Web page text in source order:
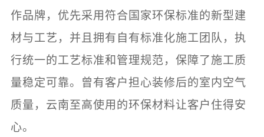
作品牌，优先采用符合国家环保标准的新型建
材与工艺，并且拥有自有标准化施工团队，执
行统一的工艺标准和管理规范，保障了施工质
量稳定可靠。曾有客户担心装修后的室内空气
质量，云南至高使用的环保材料让客户住得安
心。